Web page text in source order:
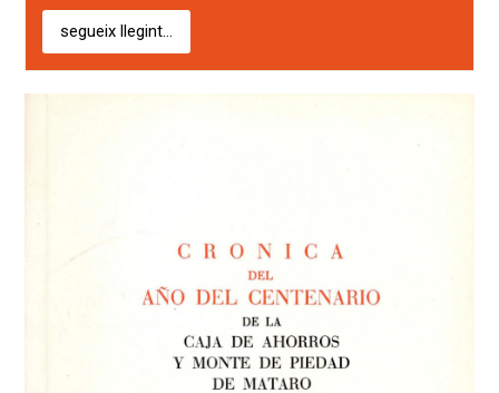
segueix llegint...